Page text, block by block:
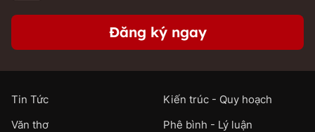
Đăng ký ngay
Tin Tức
Kiến trúc - Quy hoạch
Văn thơ
Phê bình - Lý luận